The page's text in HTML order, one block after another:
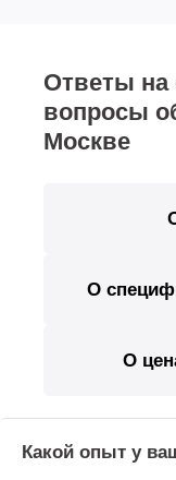
Ответы на
вопросы
Москве
О
О
Какой опыт у